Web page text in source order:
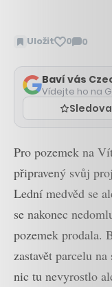
Uložit 0 0
Zobrazit
Baví vás
Vídejte ho na
Pro pozemek na
připravený svůj
Lední medvěd se
se nakonec
pozemek prodala.
zastavět parcelu
nic tu nevyrostlo